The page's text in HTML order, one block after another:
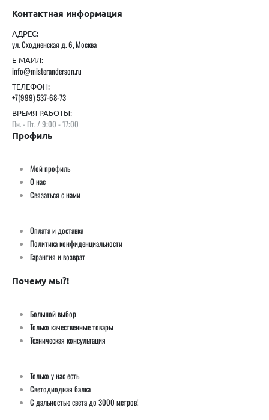
Контактная информация
АДРЕС:
ул. Сходненская д. 6, Москва
Е-МАИЛ:
info@misteranderson.ru
ТЕЛЕФОН:
+7(999) 537-68-73
ВРЕМЯ РАБОТЫ:
Пн. - Пт. / 9:00 - 17:00
Профиль
Мой профиль
О нас
Связаться с нами
Оплата и доставка
Политика конфиденциальности
Гарантия и возврат
Почему мы?!
Большой выбор
Только качественные товары
Техническая консультация
Только у нас есть
Светодиодная балка
С дальностью света до 3000 метров!